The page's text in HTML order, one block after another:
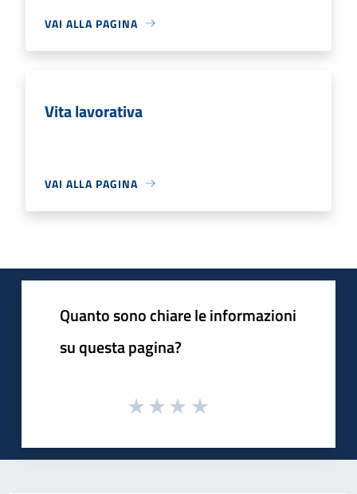
VAI ALLA PAGINA
Vita lavorativa
VAI ALLA PAGINA
Quanto sono chiare le informazioni
su questa pagina?